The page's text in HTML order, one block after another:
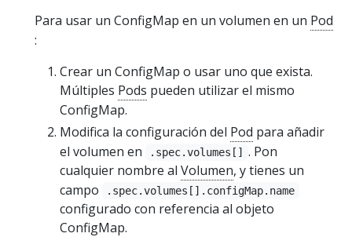
Para usar un ConfigMap en un volumen en un Pod
:
Crear un ConfigMap o usar uno que exista.
Múltiples Pods pueden utilizar el mismo
ConfigMap.
Modifica la configuración del Pod para añadir
el volumen en
.spec.volumes[]
. Pon
cualquier nombre al Volumen, y tienes un
campo
.spec.volumes[].configMap.name
configurado con referencia al objeto
ConfigMap.